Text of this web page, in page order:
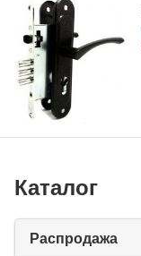
Каталог
Распродажа